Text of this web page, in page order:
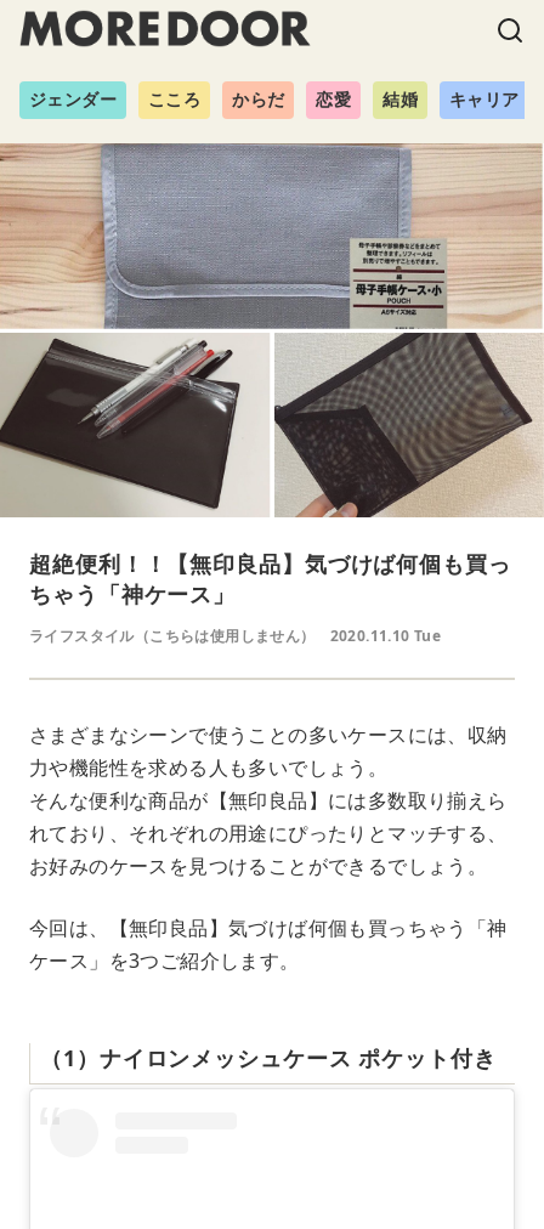
ジェンダー こころ からだ 恋愛 結婚 キャリア
超絶便利！！【無印良品】気づけば何個も買っ
ちゃう「神ケース」
ライフスタイル（こちらは使用しません） 2020.11.10 Tue
さまざまなシーンで使うことの多いケースには、収納
力や機能性を求める人も多いでしょう。
そんな便利な商品が【無印良品】には多数取り揃えら
れており、それぞれの用途にぴったりとマッチする、
お好みのケースを見つけることができるでしょう。
今回は、【無印良品】気づけば何個も買っちゃう「神
ケース」を3つご紹介します。
（1）ナイロンメッシュケース ポケット付き